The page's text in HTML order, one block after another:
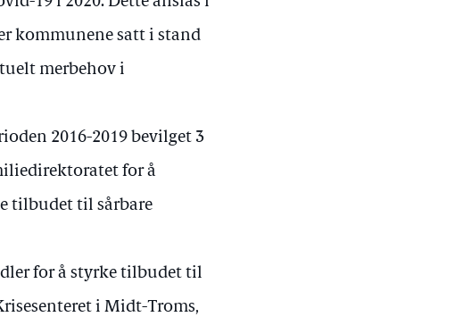
kommunene satt i stand
merbehov i
2016-2019 bevilget 3
for å
tilbudet til sårbare
for å styrke tilbudet til
i Midt-Troms,